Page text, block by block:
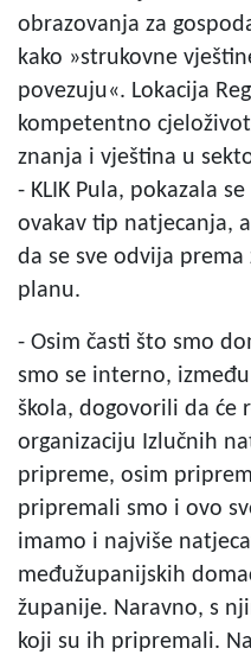
obrazovanja za
kako »strukovne
povezuju«. Lokacija
kompetentno
znanja i vještina u
- KLIK Pula, pokazala
ovakav tip natjecanja,
da se sve odvija
planu.
- Osim časti što smo
smo se interno,
škola, dogovorili da će
organizaciju Izlučnih
pripreme, osim
pripremali smo i ovo
imamo i najviše
međužupanijskih
županije. Naravno, s
koji su ih pripremali.